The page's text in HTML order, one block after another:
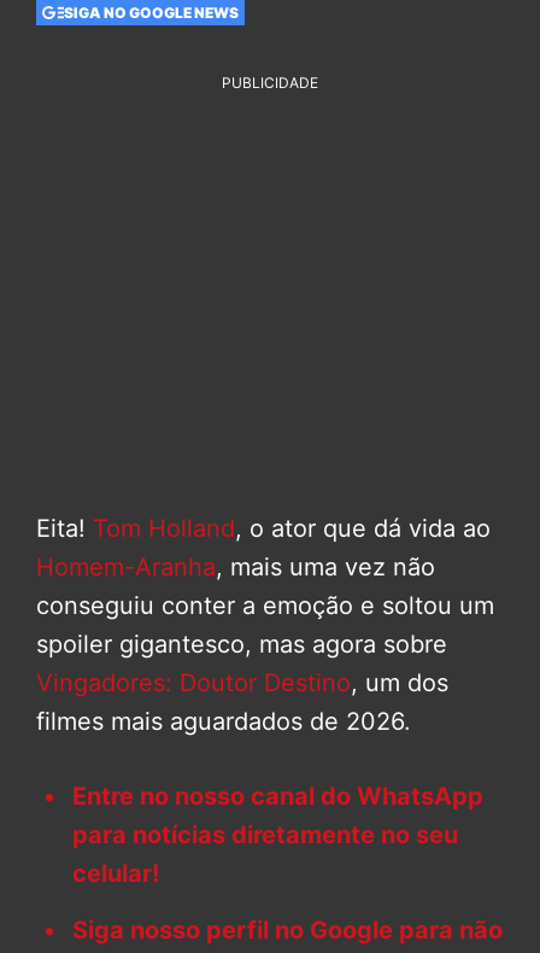
SIGA NO GOOGLE NEWS
PUBLICIDADE
Eita! Tom Holland, o ator que dá vida ao
Homem-Aranha, mais uma vez não
conseguiu conter a emoção e soltou um
spoiler gigantesco, mas agora sobre
Vingadores: Doutor Destino, um dos
filmes mais aguardados de 2026.
Entre no nosso canal do WhatsApp
para notícias diretamente no seu
celular!
Siga nosso perfil no Google para não